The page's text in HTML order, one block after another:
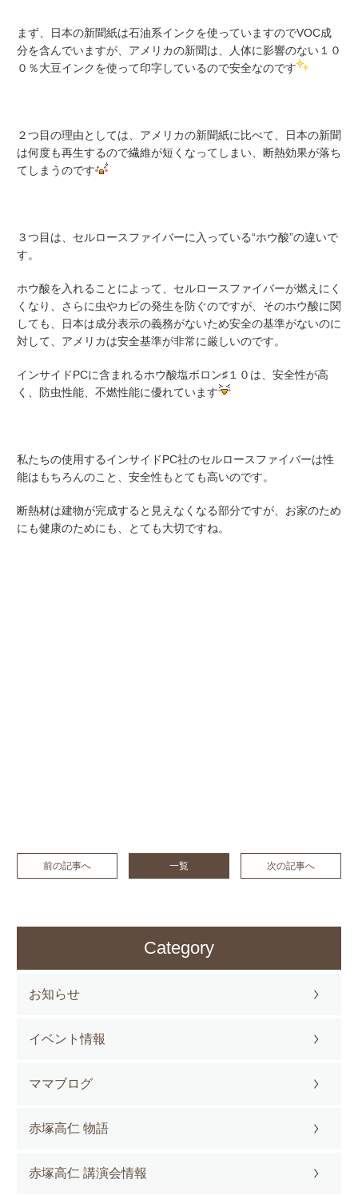
まず、日本の新聞紙は石油系インクを使っていますのでVOC成
分を含んでいますが、アメリカの新聞は、人体に影響のない１０
０％大豆インクを使って印字しているので安全なのです
２つ目の理由としては、アメリカの新聞紙に比べて、日本の新聞
は何度も再生するので繊維が短くなってしまい、断熱効果が落ち
てしまうのです
３つ目は、セルロースファイバーに入っている“ホウ酸”の違いで
す。
ホウ酸を入れることによって、セルロースファイバーが燃えにく
くなり、さらに虫やカビの発生を防ぐのですが、そのホウ酸に関
しても、日本は成分表示の義務がないため安全の基準がないのに
対して、アメリカは安全基準が非常に厳しいのです。
インサイドPCに含まれるホウ酸塩ボロン♯１０は、安全性が高
く、防虫性能、不燃性能に優れています
私たちの使用するインサイドPC社のセルロースファイバーは性
能はもちろんのこと、安全性もとても高いのです。
断熱材は建物が完成すると見えなくなる部分ですが、お家のため
にも健康のためにも、とても大切ですね。
前の記事へ 一覧 次の記事へ
Category
お知らせ
イベント情報
ママブログ
赤塚高仁 物語
赤塚高仁 講演会情報